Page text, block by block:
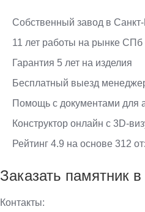
Собственный завод в
11 лет работы на рынке СПб
Гарантия 5 лет на изделия
Бесплатный выезд
Помощь с документами для
Конструктор онлайн с 3D-
Рейтинг 4.9 на основе 312
Заказать памятник
Контакты: